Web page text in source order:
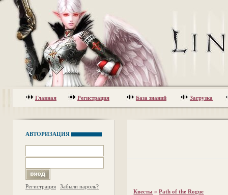
Главная Регистрация База знаний Загрузка
АВТОРИЗАЦИЯ
Регистрация Забыли пароль?
Квесты »Path of the Rogue